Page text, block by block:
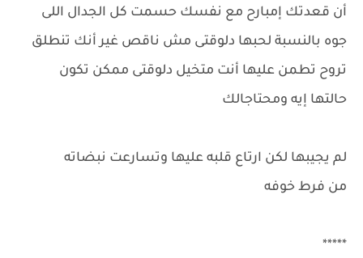
أن قعدتك إمبارح مع نفسك حسمت كل الجدال اللى
جوه بالنسبة لحبها دلوقتى مش ناقص غير أنك تنطلق
تروح تطمن عليها أنت متخيل دلوقتى ممكن تكون
حالتها إيه ومحتاجالك
لم يجيبها لكن ارتاع قلبه عليها وتسارعت نبضاته
من فرط خوفه
*****